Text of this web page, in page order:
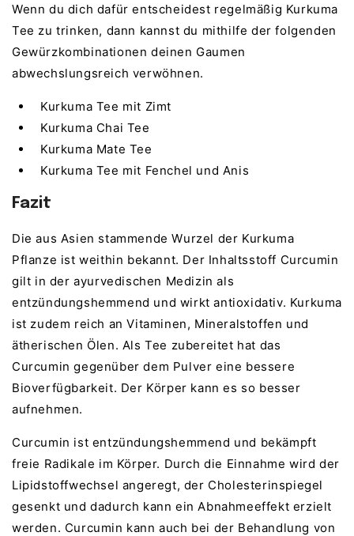
Wenn du dich dafür entscheidest regelmäßig Kurkuma
Tee zu trinken, dann kannst du mithilfe der folgenden
Gewürzkombinationen deinen Gaumen
abwechslungsreich verwöhnen.
Kurkuma Tee mit Zimt
Kurkuma Chai Tee
Kurkuma Mate Tee
Kurkuma Tee mit Fenchel und Anis
Fazit
Die aus Asien stammende Wurzel der Kurkuma
Pflanze ist weithin bekannt. Der Inhaltsstoff Curcumin
gilt in der ayurvedischen Medizin als
entzündungshemmend und wirkt antioxidativ. Kurkuma
ist zudem reich an Vitaminen, Mineralstoffen und
ätherischen Ölen. Als Tee zubereitet hat das
Curcumin gegenüber dem Pulver eine bessere
Bioverfügbarkeit. Der Körper kann es so besser
aufnehmen.
Curcumin ist entzündungshemmend und bekämpft
freie Radikale im Körper. Durch die Einnahme wird der
Lipidstoffwechsel angeregt, der Cholesterinspiegel
gesenkt und dadurch kann ein Abnahmeeffekt erzielt
werden. Curcumin kann auch bei der Behandlung von